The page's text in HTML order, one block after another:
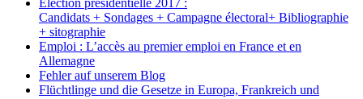
Candidats + Sondages + Campagne électoral+ Bibliographie
+ sitographie
Emploi : L’accès au premier emploi en France et en
Allemagne
Fehler auf unserem Blog
Flüchtlinge und die Gesetze in Europa, Frankreich und